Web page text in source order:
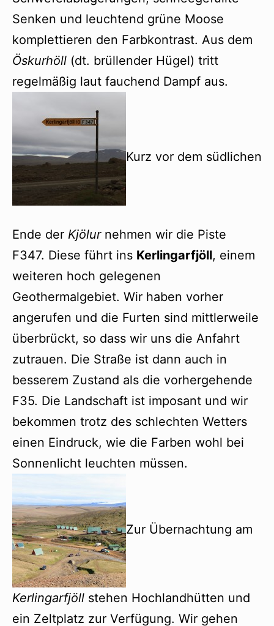
Senken und leuchtend grüne Moose
komplettieren den Farbkontrast. Aus dem
Öskurhöll (dt. brüllender Hügel) tritt
regelmäßig laut fauchend Dampf aus.
Kurz vor dem südlichen
Ende der Kjölurnehmen wir die Piste
F347. Diese führt ins Kerlingarfjöll, einem
weiteren hoch gelegenen
Geothermalgebiet. Wir haben vorher
angerufen und die Furten sind mittlerweile
überbrückt, so dass wir uns die Anfahrt
zutrauen. Die Straße ist dann auch in
besserem Zustand als die vorhergehende
F35. Die Landschaft ist imposant und wir
bekommen trotz des schlechten Wetters
einen Eindruck, wie die Farben wohl bei
Sonnenlicht leuchten müssen.
Zur Übernachtung am
Kerlingarfjöll stehen Hochlandhütten und
ein Zeltplatz zur Verfügung. Wir gehen